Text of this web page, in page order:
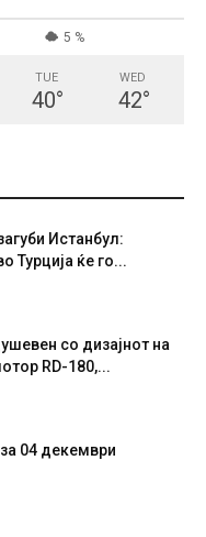
5 %
TUE
40°
WED
42°
Истанбул:
Турција ќе го...
со дизајнот на
RD-180,...
04 декември